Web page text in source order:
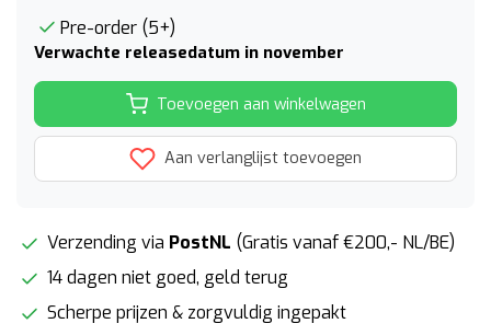
Pre-order (5+)
Verwachte releasedatum in november
Toevoegen aan winkelwagen
Aan verlanglijst toevoegen
Verzending via PostNL (Gratis vanaf €200,- NL/BE)
14 dagen niet goed, geld terug
Scherpe prijzen & zorgvuldig ingepakt